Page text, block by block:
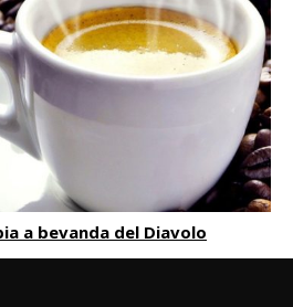
a bevanda del Diavolo